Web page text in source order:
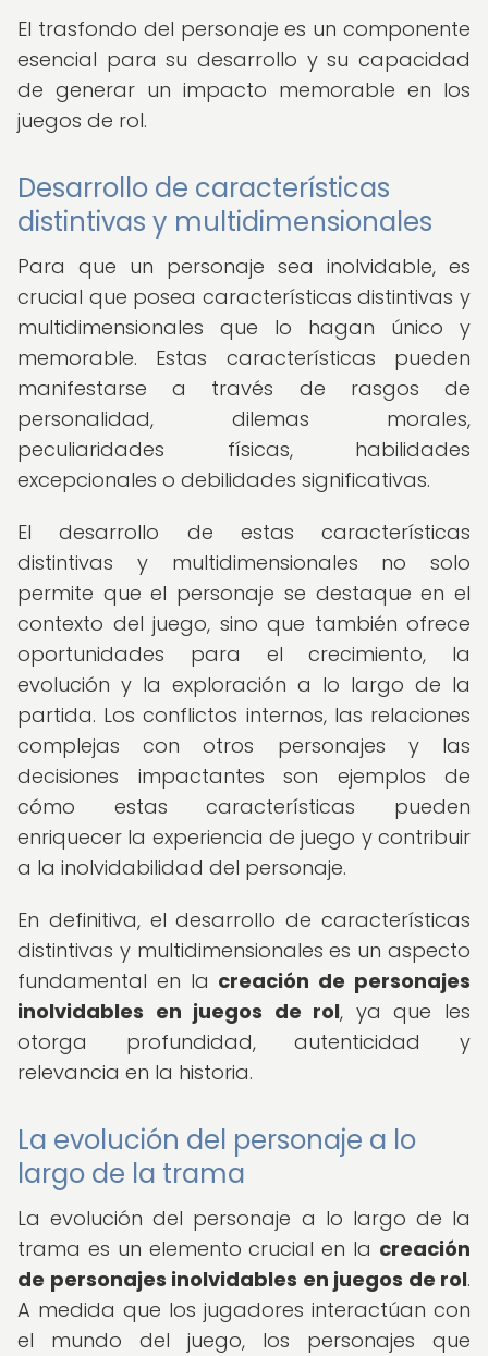
El trasfondo del personaje es un componente
esencial para su desarrollo y su capacidad
de generar un impacto memorable en los
juegos de rol.
Desarrollo de características
distintivas y multidimensionales
Para que un personaje sea inolvidable, es
crucial que posea características distintivas y
multidimensionales que lo hagan único y
memorable. Estas características pueden
manifestarse a través de rasgos de
personalidad, dilemas morales,
peculiaridades físicas, habilidades
excepcionales o debilidades significativas.
El desarrollo de estas características
distintivas y multidimensionales no solo
permite que el personaje se destaque en el
contexto del juego, sino que también ofrece
oportunidades para el crecimiento, la
evolución y la exploración a lo largo de la
partida. Los conflictos internos, las relaciones
complejas con otros personajes y las
decisiones impactantes son ejemplos de
cómo estas características pueden
enriquecer la experiencia de juego y contribuir
a la inolvidabilidad del personaje.
En definitiva, el desarrollo de características
distintivas y multidimensionales es un aspecto
fundamental en la creación de personajes
inolvidables en juegos de rol, ya que les
otorga profundidad, autenticidad y
relevancia en la historia.
La evolución del personaje a lo
largo de la trama
La evolución del personaje a lo largo de la
trama es un elemento crucial en la creación
de personajes inolvidables en juegos de rol.
A medida que los jugadores interactúan con
el mundo del juego, los personajes que